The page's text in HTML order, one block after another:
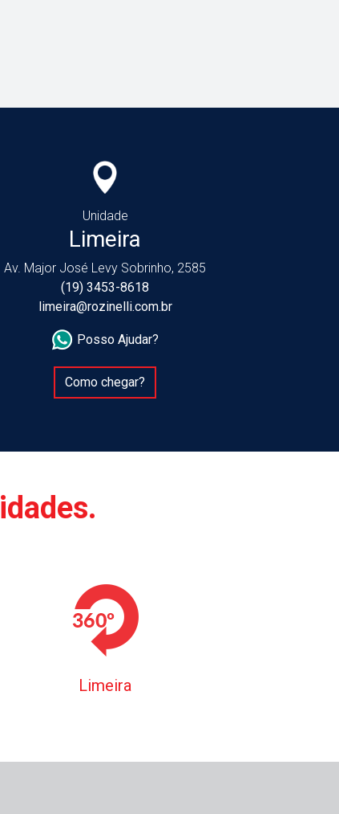
Unidade
Limeira
Av. Major José Levy Sobrinho, 2585
(19) 3453-8618
limeira@rozinelli.com.br
Posso Ajudar?
Como chegar?
Limeira